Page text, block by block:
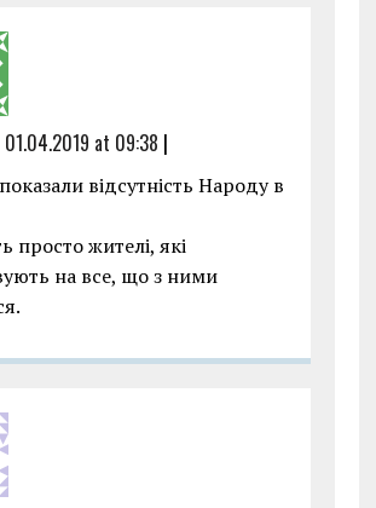
01.04.2019 at 09:38 |
відсутність Народу в
просто жителі, які
на все, що з ними